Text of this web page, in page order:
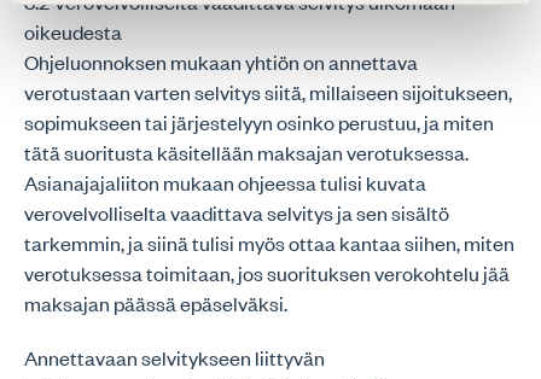
oikeudesta
Ohjeluonnoksen mukaan yhtiön on annettava
verotustaan varten selvitys siitä, millaiseen sijoitukseen,
sopimukseen tai järjestelyyn osinko perustuu, ja miten
tätä suoritusta käsitellään maksajan verotuksessa.
Asianajajaliiton mukaan ohjeessa tulisi kuvata
verovelvolliselta vaadittava selvitys ja sen sisältö
tarkemmin, ja siinä tulisi myös ottaa kantaa siihen, miten
verotuksessa toimitaan, jos suorituksen verokohtelu jää
maksajan päässä epäselväksi.
Annettavaan selvitykseen liittyvän